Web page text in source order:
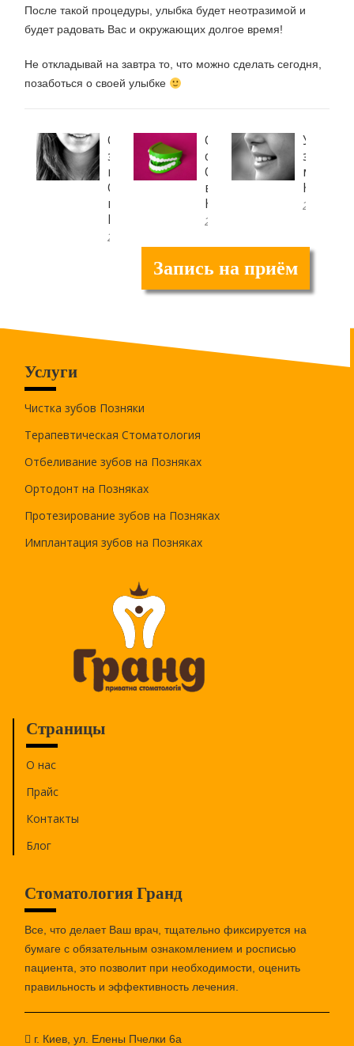
После такой процедуры, улыбка будет неотразимой и
будет радовать Вас и окружающих долгое время!
Не откладывай на завтра то, что можно сделать сегодня,
позаботься о своей улыбке
Отбеливание
зубов
возле
Осокорков
в
Киеве
20.08.2018
Стоматология
около
Осокорков
в
Киеве
20.08.2018
зуба
Киев
Услуги
Чистка зубов Позняки
Терапевтическая Стоматология
Отбеливание зубов на Позняках
Ортодонт на Позняках
Протезирование зубов на Позняках
Имплантация зубов на Позняках
Страницы
О нас
Прайс
Контакты
Блог
Стоматология Гранд
Все, что делает Ваш врач, тщательно фиксируется на
бумаге c обязательным ознакомлением и росписью
пациента, это позволит при необходимости, оценить
правильность и эффективность лечения.
г. Киев, ул. Елены Пчелки 6а